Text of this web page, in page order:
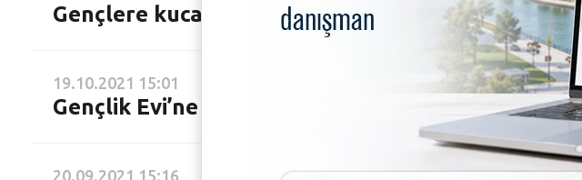
Gençlere kucak açan merkeze büyük ilgi
19.10.2021 15:01
Gençlik Evi’ne katkı sağlayanlara teşekkür
20.09.2021 15:16